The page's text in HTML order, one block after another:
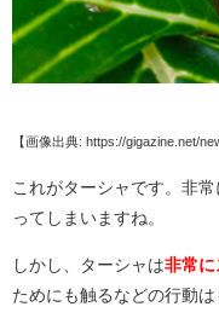
【画像出典: https://gigazine.net/
これがターシャです。非
ってしまいますね。
しかし、ターシャは非常に
ためにも触るなどの行動